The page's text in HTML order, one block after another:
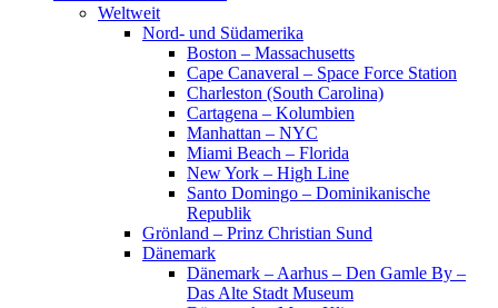
Weltweit
Nord- und Südamerika
Boston – Massachusetts
Cape Canaveral – Space Force Station
Charleston (South Carolina)
Cartagena – Kolumbien
Manhattan – NYC
Miami Beach – Florida
New York – High Line
Santo Domingo – Dominikanische
Republik
Grönland – Prinz Christian Sund
Dänemark
Dänemark – Aarhus – Den Gamle By –
Das Alte Stadt Museum